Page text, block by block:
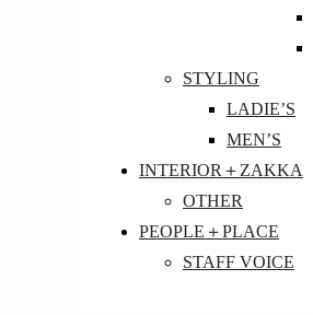
STYLING
LADIE’S
MEN’S
INTERIOR＋ZAKKA
OTHER
PEOPLE＋PLACE
STAFF VOICE